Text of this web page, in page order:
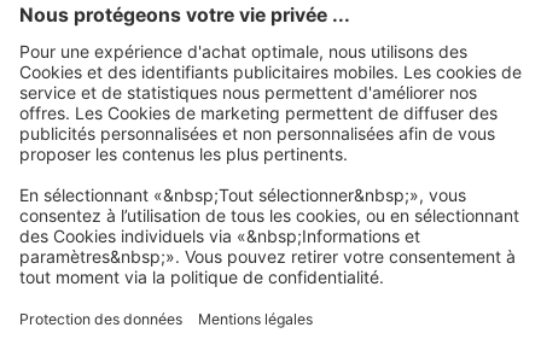
Page d'accueil Panneaux/Pancartes Panneaux en verre acrylique
Panneaux en
verre acrylique, 30 cm 24 cm
À propos de nous
15 %